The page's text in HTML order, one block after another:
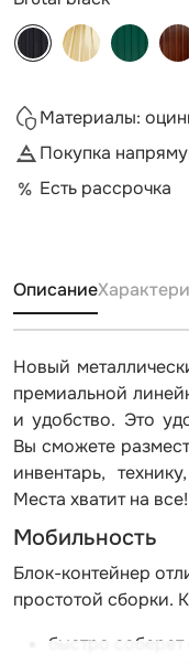
Материалы:
Покупка
Есть рассрочка
Описание
Новый
премиальной
и удобство. Это
Вы сможете
инвентарь,
Места хватит на все!
Мобильность
Блок-контейнер
простотой сборки.
быстро соберет